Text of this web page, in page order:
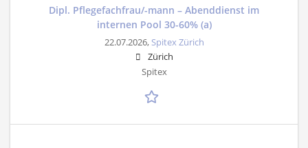
Dipl. Pflegefachfrau/-mann – Abenddienst im
internen Pool 30-60% (a)
22.07.2026, Spitex Zürich
Zürich
Spitex